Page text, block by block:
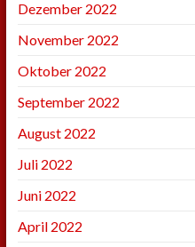
Dezember 2022
November 2022
Oktober 2022
September 2022
August 2022
Juli 2022
Juni 2022
April 2022